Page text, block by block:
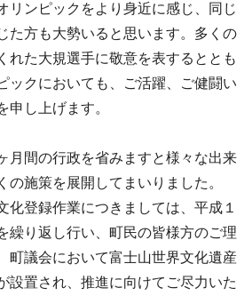
ンピックをより身近に感じ、同じ
た方も大勢いると思います。多くの
れた大規選手に敬意を表するととも
ックにおいても、ご活躍、ご健闘い
申し上げます。
月間の行政を省みますと様々な出来
の施策を展開してまいりました。
登録作業につきましては、平成１
繰り返し行い、町民の皆様方のご理
町議会において富士山世界文化遺産
設置され、推進に向けてご尽力いた